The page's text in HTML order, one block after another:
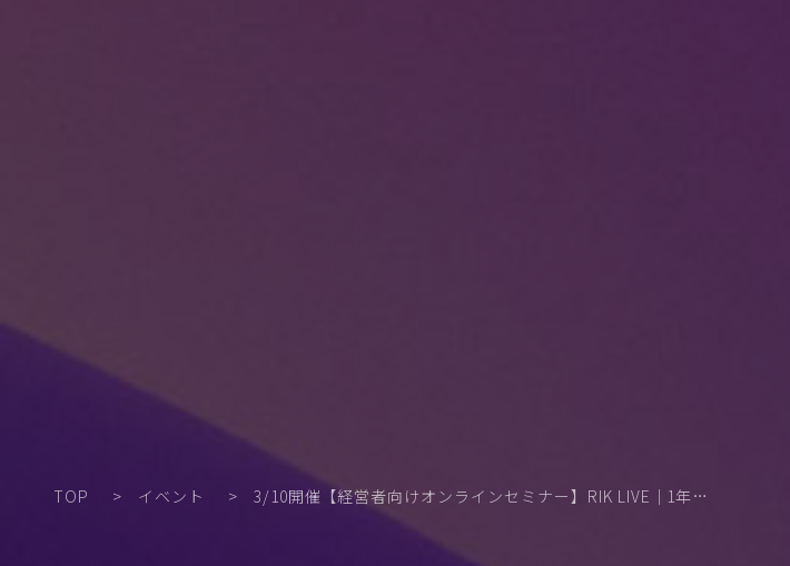
TOP イベント 3/10開催【経営者向けオンラインセミナー】RIK LIVE｜1年で30社のFC化を実現。「選ばれるブランド」の作り方と再現性。